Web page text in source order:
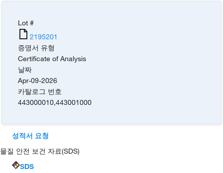
Lot #
2195201
증명서 유형
Certificate of Analysis
날짜
Apr-09-2026
카탈로그 번호
443000010,443001000
성적서 요청
물질 안전 보건 자료(SDS)
SDS